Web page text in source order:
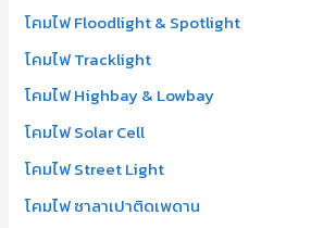
โคมไฟ Floodlight & Spotlight
โคมไฟ Tracklight
โคมไฟ Highbay & Lowbay
โคมไฟ Solar Cell
โคมไฟ Street Light
โคมไฟ ซาลาเปาติดเพดาน